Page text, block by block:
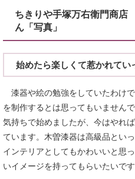
ちきりや手塚万右衛門商
ん「写真」
始めたら楽しくて惹かれて
漆器や絵の勉強をしていたわけ
を制作するとは思ってもいません
気持ちで始めましたが、今はやれ
ています。木曽漆器は高級品とい
インテリアとしてもかわいいと思
いイメージを持ってもらいたいです